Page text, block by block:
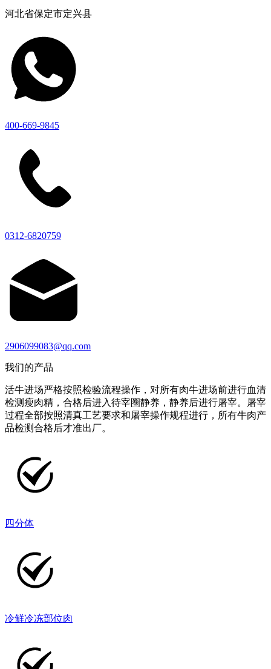
河北省保定市定兴县
400-669-9845
0312-6820759
2906099083@qq.com
我们的产品
活牛进场严格按照检验流程操作，对所有肉牛进场前进行血清
检测瘦肉精，合格后进入待宰圈静养，静养后进行屠宰。屠宰
过程全部按照清真工艺要求和屠宰操作规程进行，所有牛肉产
品检测合格后才准出厂。
四分体
冷鲜冷冻部位肉